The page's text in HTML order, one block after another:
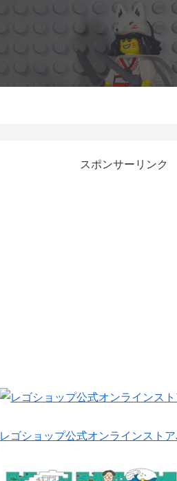
スポンサーリンク
レゴショップ公式オンラインスト